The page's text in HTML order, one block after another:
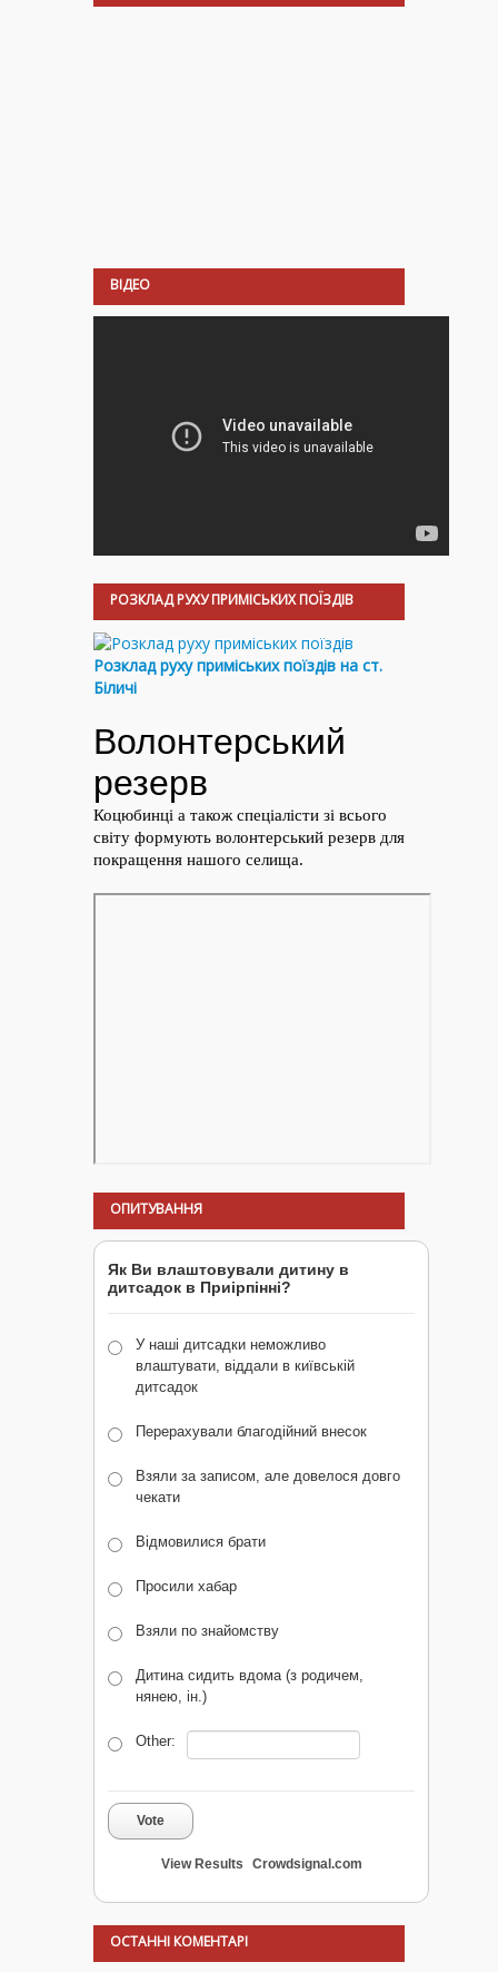
ВІДЕО
РОЗКЛАД РУХУ ПРИМІСЬКИХ ПОЇЗДІВ
Розклад руху приміських поїздів на ст.
Біличі
ОПИТУВАННЯ
Як Ви влаштовували дитину в
дитсадок в Приірпінні?
У наші дитсадки неможливо
влаштувати, віддали в київській
дитсадок
Перерахували благодійний внесок
Взяли за записом, але довелося довго
чекати
Відмовилися брати
Просили хабар
Взяли по знайомству
Дитина сидить вдома (з родичем,
нянею, ін.)
Other:
Vote
View Results Crowdsignal.com
ОСТАННІ КОМЕНТАРІ